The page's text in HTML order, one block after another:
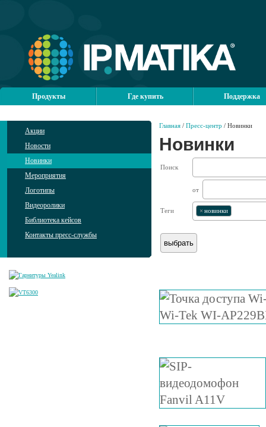
Продукты Где купить Поддержка
Акции
Новости
Новинки
Мероприятия
Логотипы
Видеоролики
Библиотека кейсов
Контакты пресс-службы
Главная / Пресс-центр / Новинки
Новинки
Поиск
от
Теги × новинки